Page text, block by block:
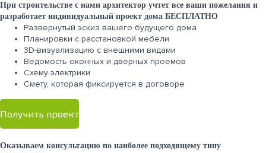
При строительстве с нами архитектор учтет все ваши пожелания и
разработает индивидуальный проект дома БЕСПЛАТНО
Развернутый эскиз вашего будущего дома
Планировки с расстановкой мебели
3D-визуализацию с внешними видами
Ведомость оконных и дверных проемов
Cхему электрики
Cмету, которая фиксируется в договоре
Получить проект
Оказываем консультацию по наиболее подходящему типу